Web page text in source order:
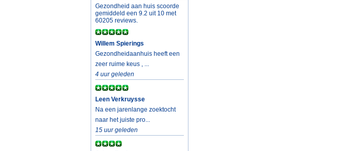
Gezondheid aan huis scoorde
gemiddeld een 9.2 uit 10 met
60205 reviews.
Willem Spierings
Gezondheidaanhuis heeft een
zeer ruime keus , ...
4 uur geleden
Leen Verkruysse
Na een jarenlange zoektocht
naar het juiste pro...
15 uur geleden